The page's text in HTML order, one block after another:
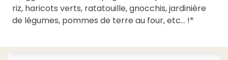
riz, haricots verts, ratatouille, gnocchis, jardinière
de légumes, pommes de terre au four, etc... !*